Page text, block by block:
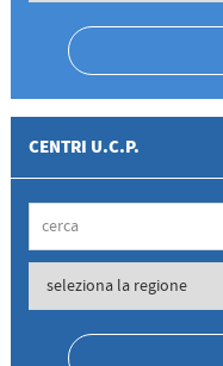
CENTRI U.C.P.